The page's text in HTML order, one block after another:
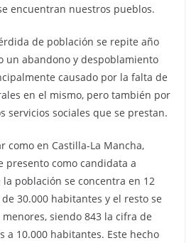
encuentran nuestros pueblos.
de población se repite año
un abandono y despoblamiento
causado por la falta de
en el mismo, pero también por
servicios sociales que se prestan.
como en Castilla-La Mancha,
presento como candidata a
población se concentra en 12
30.000 habitantes y el resto se
siendo 843 la cifra de
a 10.000 habitantes. Este hecho